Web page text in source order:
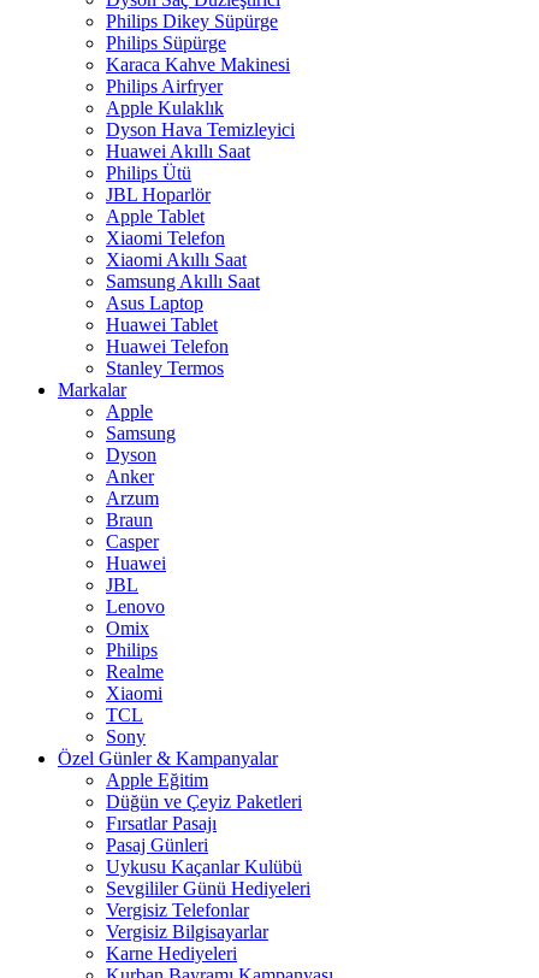
Philips Dikey Süpürge
Philips Süpürge
Karaca Kahve Makinesi
Philips Airfryer
Apple Kulaklık
Dyson Hava Temizleyici
Huawei Akıllı Saat
Philips Ütü
JBL Hoparlör
Apple Tablet
Xiaomi Telefon
Xiaomi Akıllı Saat
Samsung Akıllı Saat
Asus Laptop
Huawei Tablet
Huawei Telefon
Stanley Termos
Markalar
Apple
Samsung
Dyson
Anker
Arzum
Braun
Casper
Huawei
JBL
Lenovo
Omix
Philips
Realme
Xiaomi
TCL
Sony
Özel Günler & Kampanyalar
Apple Eğitim
Düğün ve Çeyiz Paketleri
Fırsatlar Pasajı
Pasaj Günleri
Uykusu Kaçanlar Kulübü
Sevgililer Günü Hediyeleri
Vergisiz Telefonlar
Vergisiz Bilgisayarlar
Karne Hediyeleri